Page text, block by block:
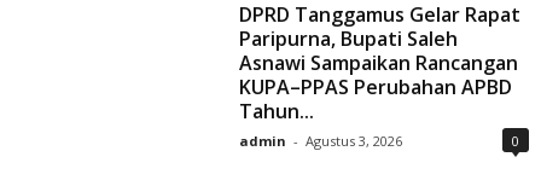
DPRD Tanggamus Gelar Rapat
Paripurna, Bupati Saleh
Asnawi Sampaikan Rancangan
KUPA–PPAS Perubahan APBD
Tahun...
admin - Agustus 3, 2026 0